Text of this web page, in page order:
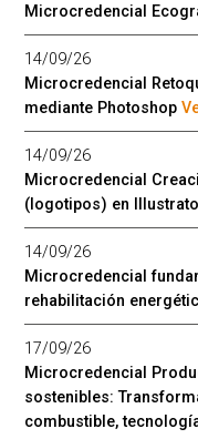
Microcredencial
14/09/26
Microcredencial
mediante Photoshop
14/09/26
Microcredencial
(logotipos) en
14/09/26
Microcredencial
rehabilitación
17/09/26
Microcredencial
sostenibles:
combustible,